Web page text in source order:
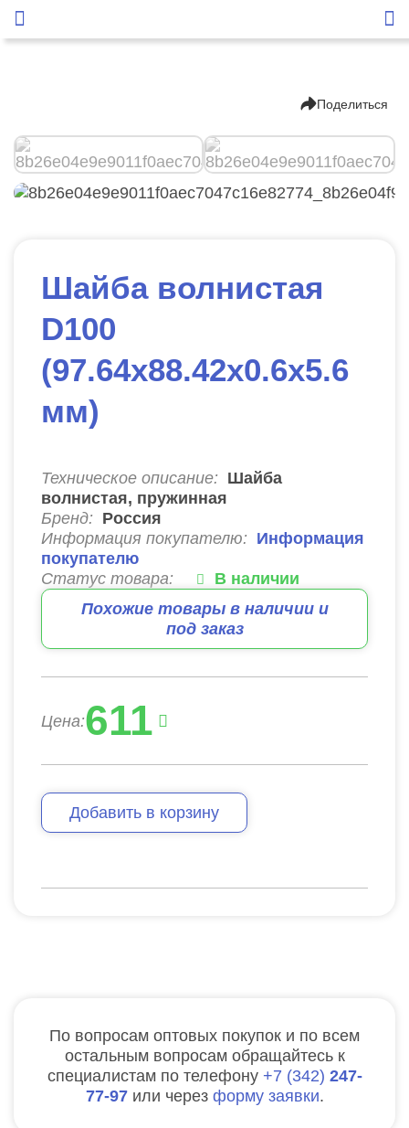
Поделиться
Шайба волнистая
D100
(97.64х88.42х0.6х5.6
мм)
Техническое описание: Шайба
волнистая, пружинная
Бренд: Россия
Информация покупателю: Информация
покупателю
Статус товара:
В наличии
Похожие товары в наличии и
под заказ
Цена:611
Добавить в корзину
По вопросам оптовых покупок и по всем
остальным вопросам обращайтесь к
специалистам по телефону
7 342 247-
77-97 или через форму заявки.